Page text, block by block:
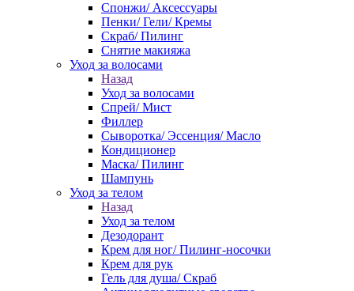
Спонжи/ Аксессуары
Пенки/ Гели/ Кремы
Скраб/ Пилинг
Снятие макияжа
Уход за волосами
Назад
Уход за волосами
Спрей/ Мист
Филлер
Сыворотка/ Эссенция/ Масло
Кондиционер
Маска/ Пилинг
Шампунь
Уход за телом
Назад
Уход за телом
Дезодорант
Крем для ног/ Пилинг-носочки
Крем для рук
Гель для душа/ Скраб